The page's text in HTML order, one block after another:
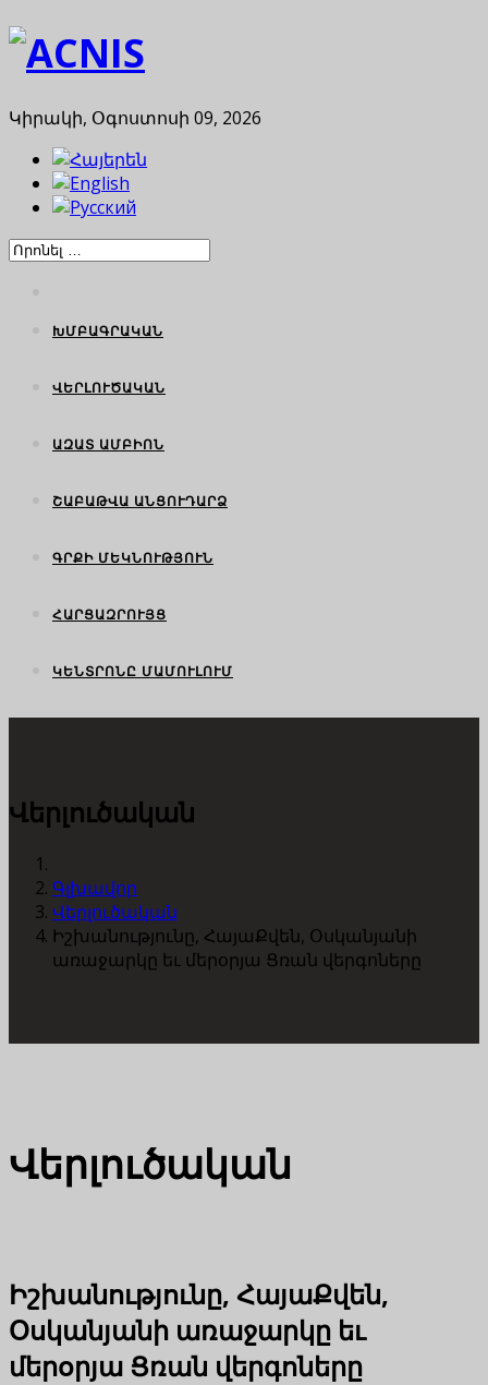
Կիրակի, Օգոստոսի 09, 2026
ԽՄԲԱԳՐԱԿԱՆ
ՎԵՐԼՈՒԾԱԿԱՆ
ԱԶԱՏ ԱՄԲԻՈՆ
ՇԱԲԱԹՎԱ ԱՆՑՈՒԴԱՐՁ
ԳՐՔԻ ՄԵԿՆՈՒԹՅՈՒՆ
ՀԱՐՑԱԶՐՈՒՅՑ
ԿԵՆՏՐՈՆԸ ՄԱՄՈՒԼՈՒՄ
Վերլուծական
Գլխավոր
Վերլուծական
Իշխանությունը, ՀայաՔվեն, Օսկանյանի
առաջարկը եւ մերօրյա Ցռան վերգոները
Վերլուծական
Իշխանությունը, ՀայաՔվեն,
Օսկանյանի առաջարկը եւ
մերօրյա Ցռան վերգոները